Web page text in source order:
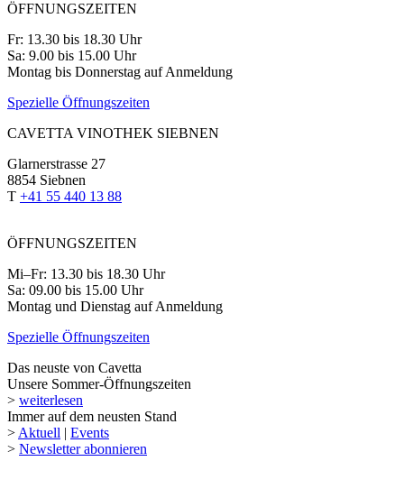
ÖFFNUNGSZEITEN
Fr: 13.30 bis 18.30 Uhr
Sa: 9.00 bis 15.00 Uhr
Montag bis Donnerstag auf Anmeldung
Spezielle Öffnungszeiten
CAVETTA VINOTHEK SIEBNEN
Glarnerstrasse 27
8854 Siebnen
T +41 55 440 13 88
ÖFFNUNGSZEITEN
Mi–Fr: 13.30 bis 18.30 Uhr
Sa: 09.00 bis 15.00 Uhr
Montag und Dienstag auf Anmeldung
Spezielle Öffnungszeiten
Das neuste von Cavetta
Unsere Sommer-Öffnungszeiten
> weiterlesen
Immer auf dem neusten Stand
> Aktuell | Events
> Newsletter abonnieren